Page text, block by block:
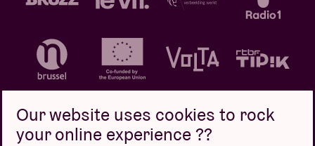
Our website uses cookies to rock
your online experience ??